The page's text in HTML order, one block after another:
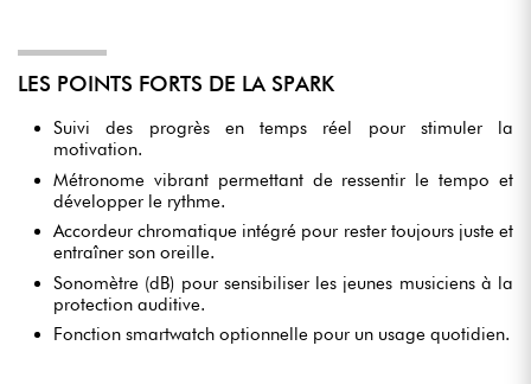
LES POINTS FORTS DE LA SPARK
Suivi des progrès en temps réel pour stimuler la
motivation.
Métronome vibrant permettant de ressentir le tempo et
développer le rythme.
Accordeur chromatique intégré pour rester toujours juste et
entraîner son oreille.
Sonomètre (dB) pour sensibiliser les jeunes musiciens à la
protection auditive.
Fonction smartwatch optionnelle pour un usage quotidien.